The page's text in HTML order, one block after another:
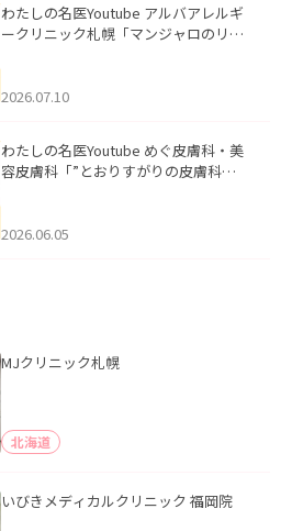
わたしの名医Youtube アルバアレルギ
ークリニック札幌「マンジャロのリア
た。
2026.07.10
わたしの名医Youtube めぐ皮膚科・美
容皮膚科「”とおりすがりの皮膚科
2026.06.05
MJクリニック札幌
北海道
いびきメディカルクリニック 福岡院